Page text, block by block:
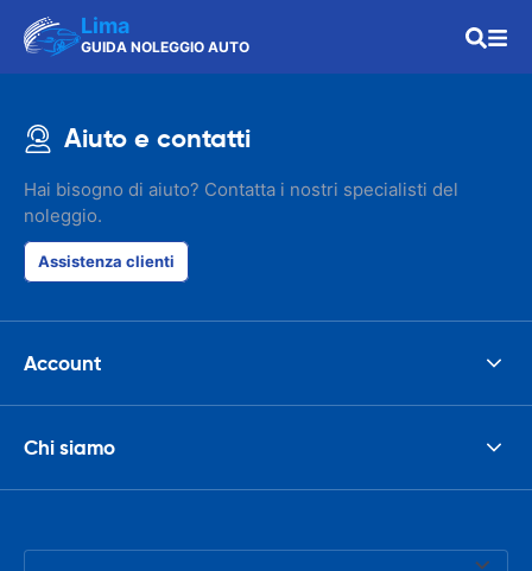
Lima
GUIDA NOLEGGIO AUTO
Aiuto e contatti
Hai bisogno di aiuto? Contatta i nostri specialisti del
noleggio.
Assistenza clienti
Account
Chi siamo